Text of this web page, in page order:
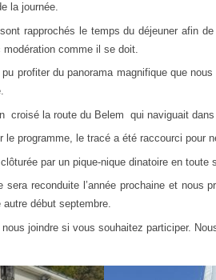
la journée.
rapprochés le temps du déjeuner afin
comme il se doit.
profiter du panorama magnifique que
croisé la route du Belem qui naviguait dans
le programme, le tracé a été raccourci pour
clôturée par un pique-nique dinatoire en toute
sera reconduite l’année prochaine et nous
début septembre.
joindre si vous souhaitez participer.